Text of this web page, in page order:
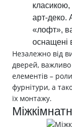
арт-деко.
«лофт»,
оснащені
Незалежно від
дверей, важливо
елементів –
фурнітури, а
їх монтажу.